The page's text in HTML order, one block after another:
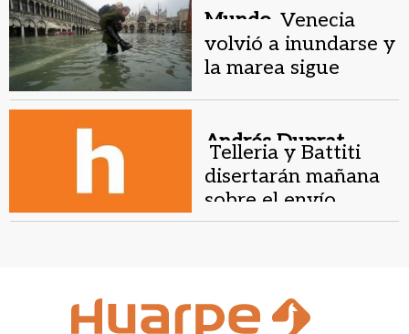
Mundo. Venecia
volvió a inundarse y
la marea sigue
Andrés Duprat.
Telleria y Battiti
disertarán mañana
sobre el envío
argentino a la Bienal